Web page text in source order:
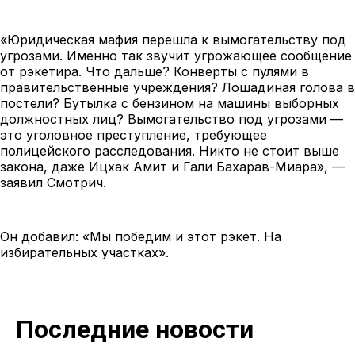
«Юридическая мафия перешла к вымогательству под
угрозами. Именно так звучит угрожающее сообщение
от рэкетира. Что дальше? Конверты с пулями в
правительственные учреждения? Лошадиная голова в
постели? Бутылка с бензином на машины выборных
должностных лиц? Вымогательство под угрозами —
это уголовное преступление, требующее
полицейского расследования. Никто не стоит выше
закона, даже Ицхак Амит и Гали Бахарав-Миара», —
заявил Смотрич.
Он добавил: «Мы победим и этот рэкет. На
избирательных участках».
Последние новости